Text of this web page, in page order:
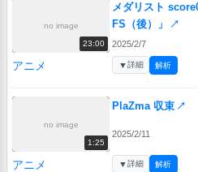
no image
23:00
メダリスト
FS（後）」
↗
2025/2/7
アニメ ▼詳細 解析
no image
1:25
PlaZma 収束 ↗
2025/2/11
アニメ ▼詳細 解析